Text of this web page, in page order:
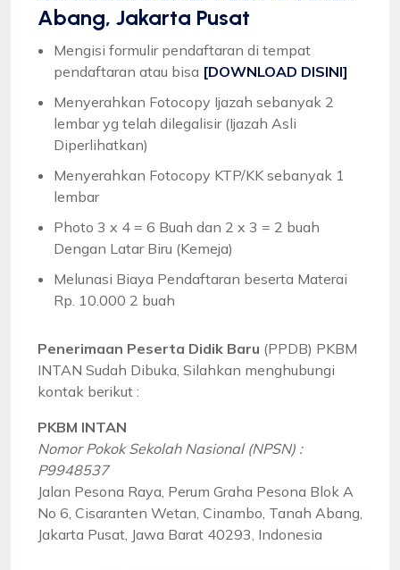
Abang, Jakarta Pusat
Mengisi formulir pendaftaran di tempat
pendaftaran atau bisa [DOWNLOAD DISINI]
Menyerahkan Fotocopy Ijazah sebanyak 2
lembar yg telah dilegalisir (Ijazah Asli
Diperlihatkan)
Menyerahkan Fotocopy KTP/KK sebanyak 1
lembar
Photo 3 x 4 = 6 Buah dan 2 x 3 = 2 buah
Dengan Latar Biru (Kemeja)
Melunasi Biaya Pendaftaran beserta Materai
Rp. 10.000 2 buah
Penerimaan Peserta Didik Baru (PPDB) PKBM
INTAN Sudah Dibuka, Silahkan menghubungi
kontak berikut :
PKBM INTAN
Nomor Pokok Sekolah Nasional (NPSN) :
P9948537
Jalan Pesona Raya, Perum Graha Pesona Blok A
No 6, Cisaranten Wetan, Cinambo, Tanah Abang,
Jakarta Pusat, Jawa Barat 40293, Indonesia